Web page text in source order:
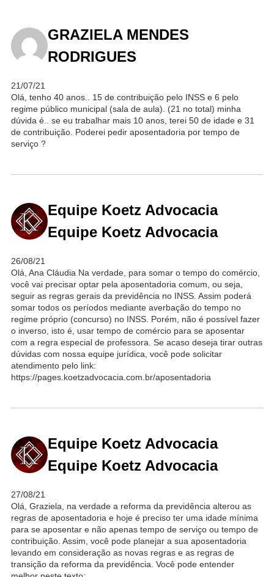
GRAZIELA MENDES
RODRIGUES
21/07/21
Olá, tenho 40 anos.. 15 de contribuição pelo INSS e 6 pelo
regime público municipal (sala de aula). (21 no total) minha
dúvida é.. se eu trabalhar mais 10 anos, terei 50 de idade e 31
de contribuição. Poderei pedir aposentadoria por tempo de
serviço ?
Equipe Koetz Advocacia
Equipe Koetz Advocacia
26/08/21
Olá, Ana Cláudia Na verdade, para somar o tempo do comércio,
você vai precisar optar pela aposentadoria comum, ou seja,
seguir as regras gerais da previdência no INSS. Assim poderá
somar todos os períodos mediante averbação do tempo no
regime próprio (concurso) no INSS. Porém, não é possível fazer
o inverso, isto é, usar tempo de comércio para se aposentar
com a regra especial de professora. Se acaso deseja tirar outras
dúvidas com nossa equipe jurídica, você pode solicitar
atendimento pelo link:
https://pages.koetzadvocacia.com.br/aposentadoria
Equipe Koetz Advocacia
Equipe Koetz Advocacia
27/08/21
Olá, Graziela, na verdade a reforma da previdência alterou as
regras de aposentadoria e hoje é preciso ter uma idade mínima
para se aposentar e não apenas tempo de serviço ou tempo de
contribuição. Assim, você pode planejar a sua aposentadoria
levando em consideração as novas regras e as regras de
transição da reforma da previdência. Você pode entender